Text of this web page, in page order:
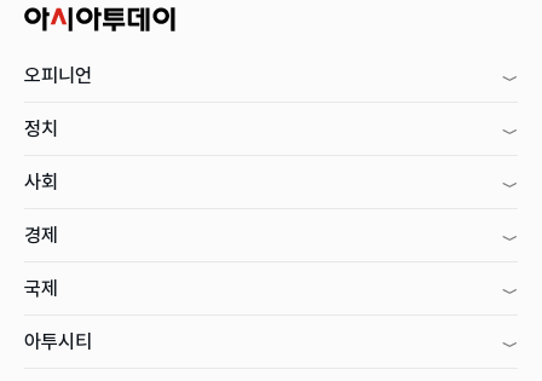
오피니언
정치
사회
경제
국제
아투시티